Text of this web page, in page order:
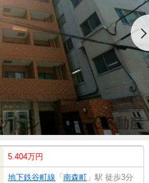
5.404万円
地下鉄谷町線 「 南森町 」駅 徒歩3分